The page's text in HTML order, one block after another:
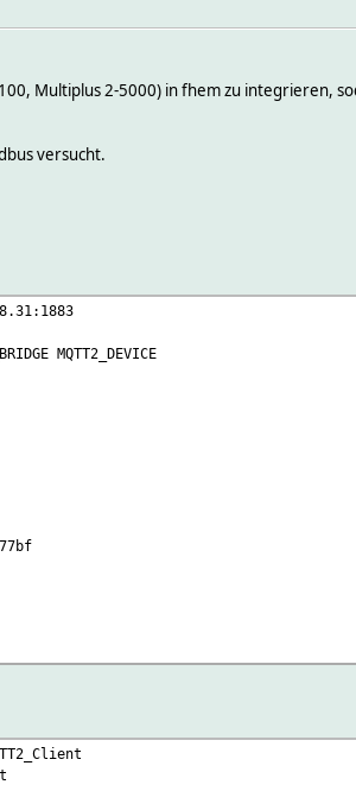
Multiplus 2-5000) in fhem zu integrieren,
versucht.
MQTT2_DEVICE